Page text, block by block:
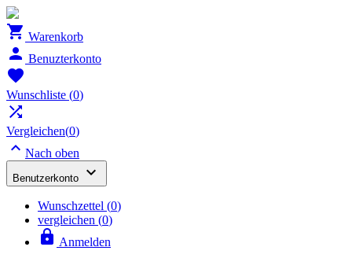
 Warenkorb
 Benuzterkonto

Wunschliste (0)

Vergleichen(0)
 Nach oben
Benutzerkonto 
Wunschzettel (0)
vergleichen (0)
 Anmelden